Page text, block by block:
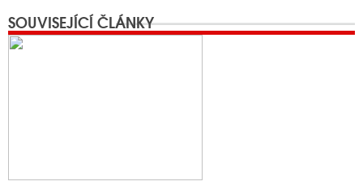
SOUVISEJÍCÍ ČLÁNKY